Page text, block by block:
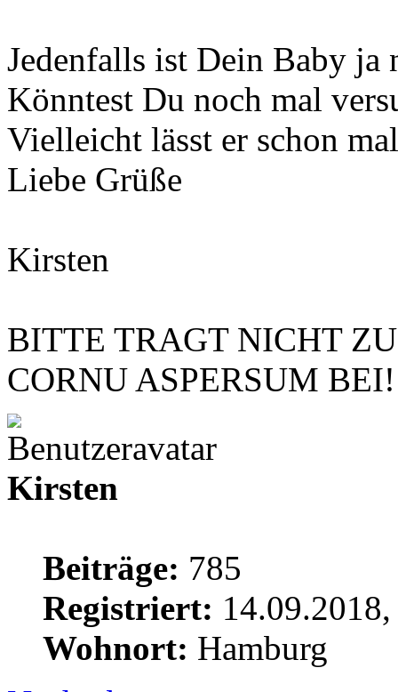
Jedenfalls ist Dein Baby ja
Könntest Du noch mal
Vielleicht lässt er schon
Liebe Grüße
Kirsten
BITTE TRAGT NICHT
CORNU ASPERSUM BEI!
Kirsten
Beiträge: 785
Registriert:
Wohnort: Hamburg